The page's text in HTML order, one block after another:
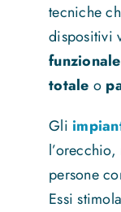
tecniche
dispositivi
funzionale
totale o
Gli
persone
Essi